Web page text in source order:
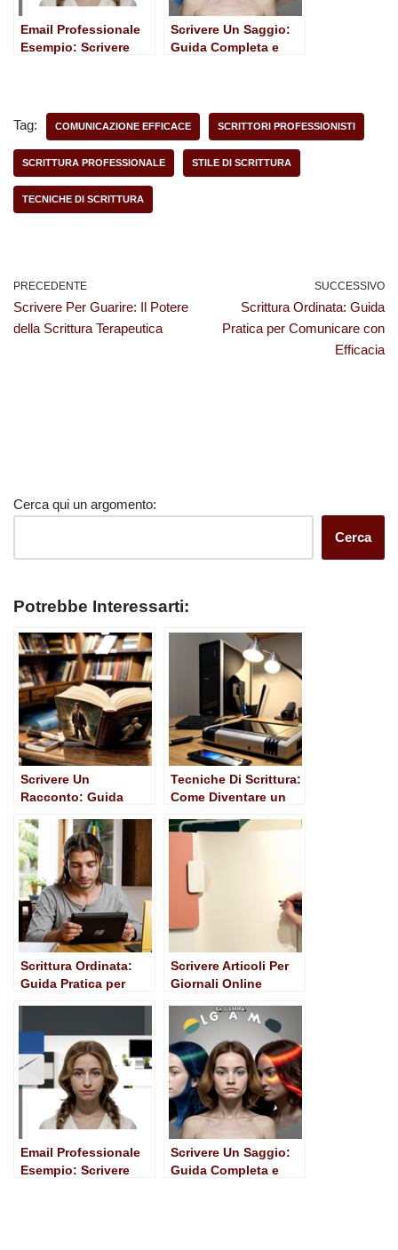
Email Professionale
Esempio: Scrivere
Scrivere Un Saggio:
Guida Completa e
Tag: COMUNICAZIONE EFFICACE SCRITTORI PROFESSIONISTI
SCRITTURA PROFESSIONALE STILE DI SCRITTURA
TECNICHE DI SCRITTURA
PRECEDENTE
Scrivere Per Guarire: Il Potere
della Scrittura Terapeutica
SUCCESSIVO
Scrittura Ordinata: Guida
Pratica per Comunicare con
Efficacia
Cerca qui un argomento:
Cerca
Potrebbe Interessarti:
Scrivere Un
Racconto: Guida
Tecniche Di Scrittura:
Come Diventare un
Scrittura Ordinata:
Guida Pratica per
Scrivere Articoli Per
Giornali Online
Email Professionale
Esempio: Scrivere
Scrivere Un Saggio:
Guida Completa e